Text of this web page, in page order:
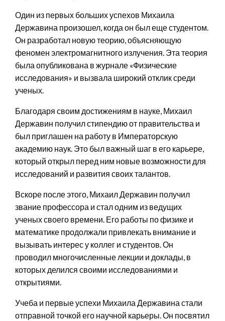
Один из первых больших успехов Михаила
Державина произошел, когда он был еще студентом.
Он разработал новую теорию, объясняющую
феномен электромагнитного излучения. Эта теория
была опубликована в журнале «Физические
исследования» и вызвала широкий отклик среди
ученых.
Благодаря своим достижениям в науке, Михаил
Державин получил стипендию от правительства и
был приглашен на работу в Императорскую
академию наук. Это был важный шаг в его карьере,
который открыл перед ним новые возможности для
исследований и развития своих талантов.
Вскоре после этого, Михаил Державин получил
звание профессора и стал одним из ведущих
ученых своего времени. Его работы по физике и
математике продолжали привлекать внимание и
вызывать интерес у коллег и студентов. Он
проводил многочисленные лекции и доклады, в
которых делился своими исследованиями и
открытиями.
Учеба и первые успехи Михаила Державина стали
отправной точкой его научной карьеры. Он посвятил